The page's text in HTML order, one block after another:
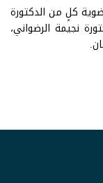
كلٍ من الدكتورة
نجيمة الرضواني،